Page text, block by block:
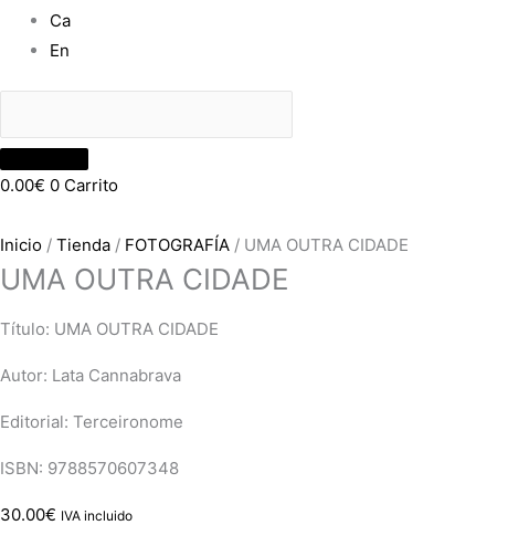
Ca
En
0.00€ 0 Carrito
Inicio / Tienda / FOTOGRAFÍA / UMA OUTRA CIDADE
UMA OUTRA CIDADE
Título: UMA OUTRA CIDADE
Autor: Lata Cannabrava
Editorial: Terceironome
ISBN: 9788570607348
30.00€ IVA incluido